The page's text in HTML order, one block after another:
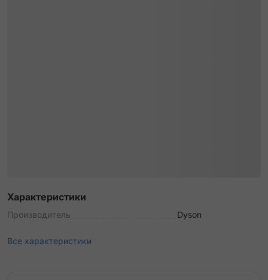
Характеристики
Производитель Dyson
Все характеристики